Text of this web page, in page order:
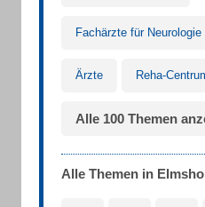
Fachärzte für Neurologie
Ärzte Reha-
Alle 100 Themen
Alle Themen in